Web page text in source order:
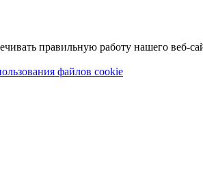
правильную работу нашего веб-
файлов cookie